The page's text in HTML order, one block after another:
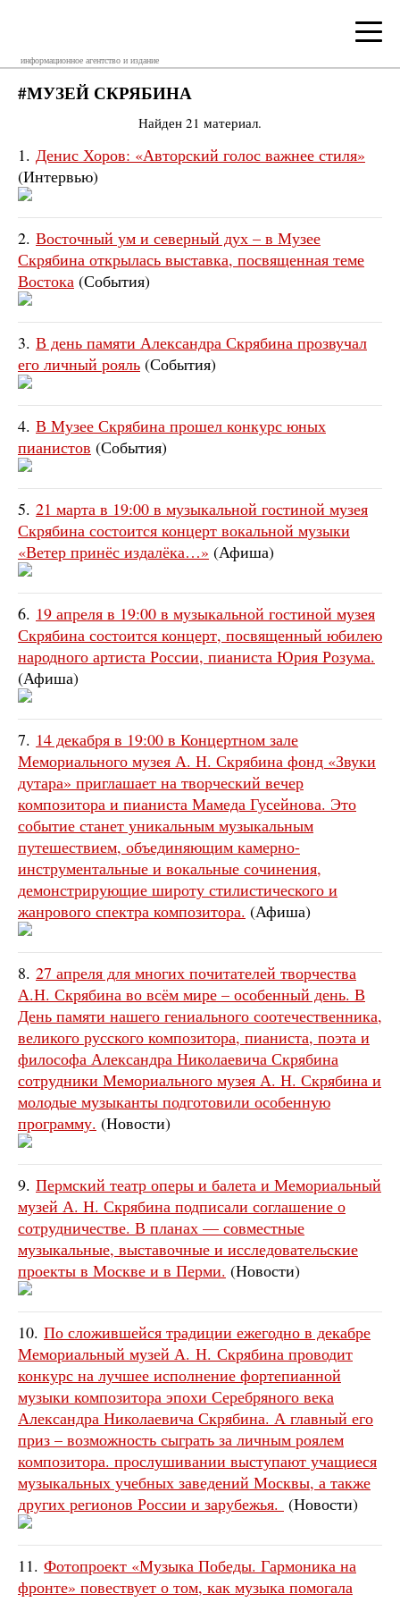
информационное агентство и издание
#МУЗЕЙ СКРЯБИНА
Найден 21 материал.
1. Денис Хоров: «Авторский голос важнее стиля»
(Интервью)
2. Восточный ум и северный дух – в Музее
Скрябина открылась выставка, посвященная теме
Востока (События)
3. В день памяти Александра Скрябина прозвучал
его личный рояль (События)
4. В Музее Скрябина прошел конкурс юных
пианистов (События)
5. 21 марта в 19:00 в музыкальной гостиной музея
Скрябина состоится концерт вокальной музыки
«Ветер принёс издалёка…» (Афиша)
6. 19 апреля в 19:00 в музыкальной гостиной музея
Скрябина состоится концерт, посвященный юбилею
народного артиста России, пианиста Юрия Розума.
(Афиша)
7. 14 декабря в 19:00 в Концертном зале
Мемориального музея А. Н. Скрябина фонд «Звуки
дутара» приглашает на творческий вечер
композитора и пианиста Мамеда Гусейнова. Это
событие станет уникальным музыкальным
путешествием, объединяющим камерно-
инструментальные и вокальные сочинения,
демонстрирующие широту стилистического и
жанрового спектра композитора. (Афиша)
8. 27 апреля для многих почитателей творчества
А.Н. Скрябина во всём мире – особенный день. В
День памяти нашего гениального соотечественника,
великого русского композитора, пианиста, поэта и
философа Александра Николаевича Скрябина
сотрудники Мемориального музея А. Н. Скрябина и
молодые музыканты подготовили особенную
программу. (Новости)
9. Пермский театр оперы и балета и Мемориальный
музей А. Н. Скрябина подписали соглашение о
сотрудничестве. В планах — совместные
музыкальные, выставочные и исследовательские
проекты в Москве и в Перми. (Новости)
10. По сложившейся традиции ежегодно в декабре
Мемориальный музей А. Н. Скрябина проводит
конкурс на лучшее исполнение фортепианной
музыки композитора эпохи Серебряного века
Александра Николаевича Скрябина. А главный его
приз – возможность сыграть за личным роялем
композитора. прослушивании выступают учащиеся
музыкальных учебных заведений Москвы, а также
других регионов России и зарубежья. (Новости)
11. Фотопроект «Музыка Победы. Гармоника на
фронте» повествует о том, как музыка помогала